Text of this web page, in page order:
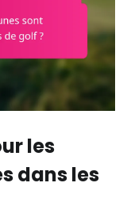
les
dans les